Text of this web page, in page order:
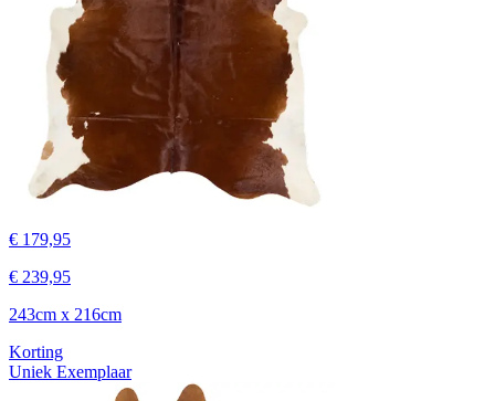
€ 179,95
€ 239,95
243cm x 216cm
Korting
Uniek Exemplaar